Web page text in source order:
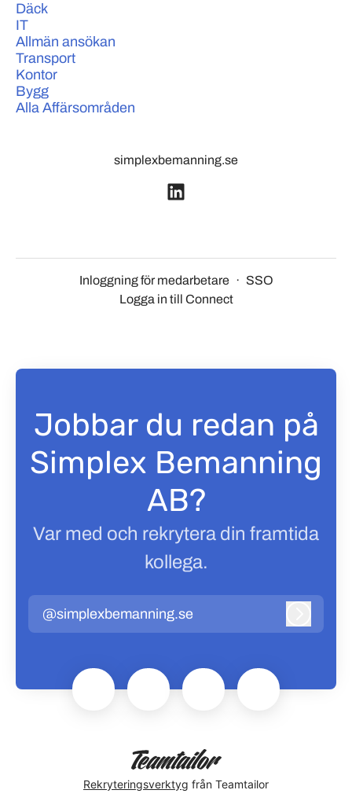
Däck
IT
Allmän ansökan
Transport
Kontor
Bygg
Alla Affärsområden
simplexbemanning.se
Inloggning för medarbetare · SSO
Logga in till Connect
Jobbar du redan på
Simplex Bemanning
AB?
Var med och rekrytera din framtida
kollega.
@simplexbemanning.se
Rekryteringsverktyg från Teamtailor